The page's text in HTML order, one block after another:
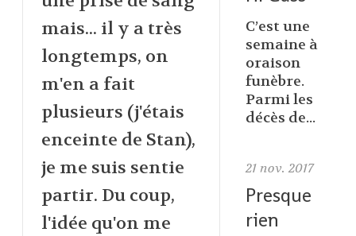
mais... il y a très
longtemps, on
m'en a fait
plusieurs (j'étais
enceinte de Stan),
je me suis sentie
partir. Du coup,
l'idée qu'on me
C’est une
semaine à
oraison
funèbre.
Parmi les
décès de...
21 nov. 2017
Presque
rien